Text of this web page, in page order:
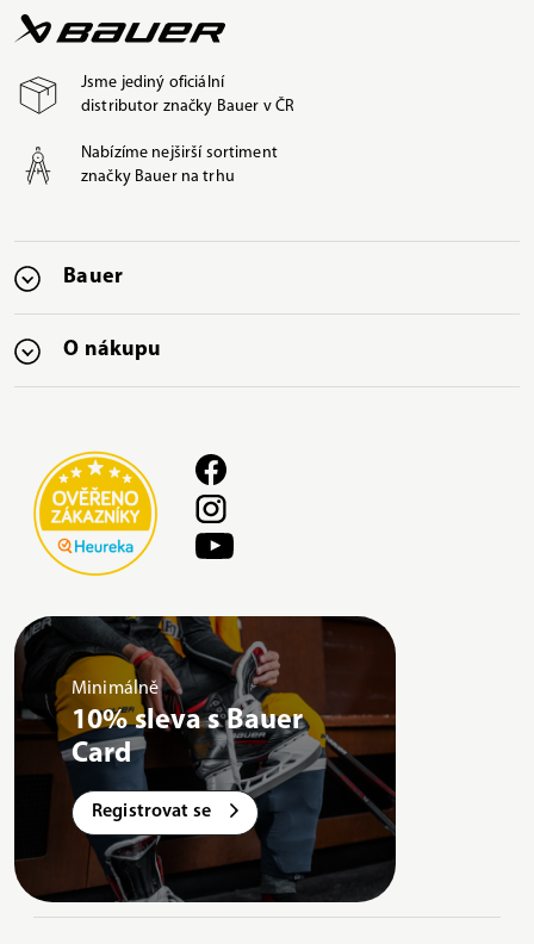
Jsme jediný oficiální
distributor značky Bauer v ČR
Nabízíme nejširší sortiment
značky Bauer na trhu
Bauer
O nákupu
Minimálně
10% sleva s Bauer
Card
Registrovat se